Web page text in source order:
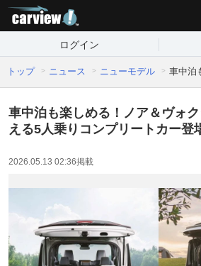
ログイン
トップ ニュース ニューモデル 車中泊
車中泊も楽しめる！ノア＆ヴォ
える5人乗りコンプリートカー登
2026.05.13 02:36掲載